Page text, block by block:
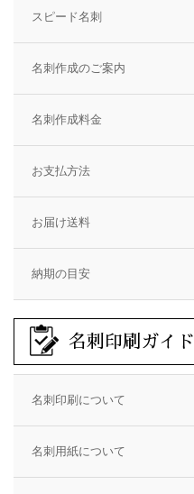
スピード名刺
名刺作成のご案内
名刺作成料金
お支払方法
お届け送料
納期の目安
名刺印刷ガイド
名刺印刷について
名刺用紙について